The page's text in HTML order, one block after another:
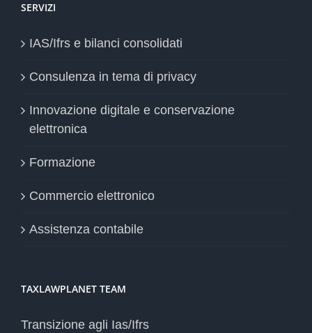
SERVIZI
IAS/Ifrs e bilanci consolidati
Consulenza in tema di privacy
Innovazione digitale e conservazione
elettronica
Formazione
Commercio elettronico
Assistenza contabile
TAXLAWPLANET TEAM
Transizione agli Ias/Ifrs